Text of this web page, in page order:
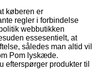
køberen er
regler i forbindelse
webbutikken
essesentielt, at
således man altid vil
Pom lyskæde.
efterspørger produkter til